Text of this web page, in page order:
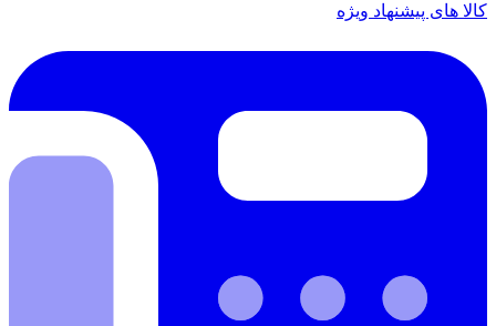
کالا های پیشنهاد ویژه